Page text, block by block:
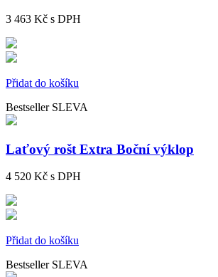
3 463 Kč s DPH
Přidat do košíku
Bestseller SLEVA
Laťový rošt Extra Boční výklop
4 520 Kč s DPH
Přidat do košíku
Bestseller SLEVA